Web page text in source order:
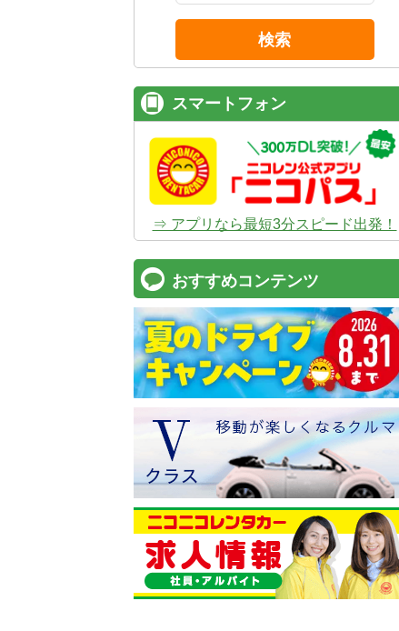
検索
スマートフォン
⇒ アプリなら最短3分スピード出発！
おすすめコンテンツ